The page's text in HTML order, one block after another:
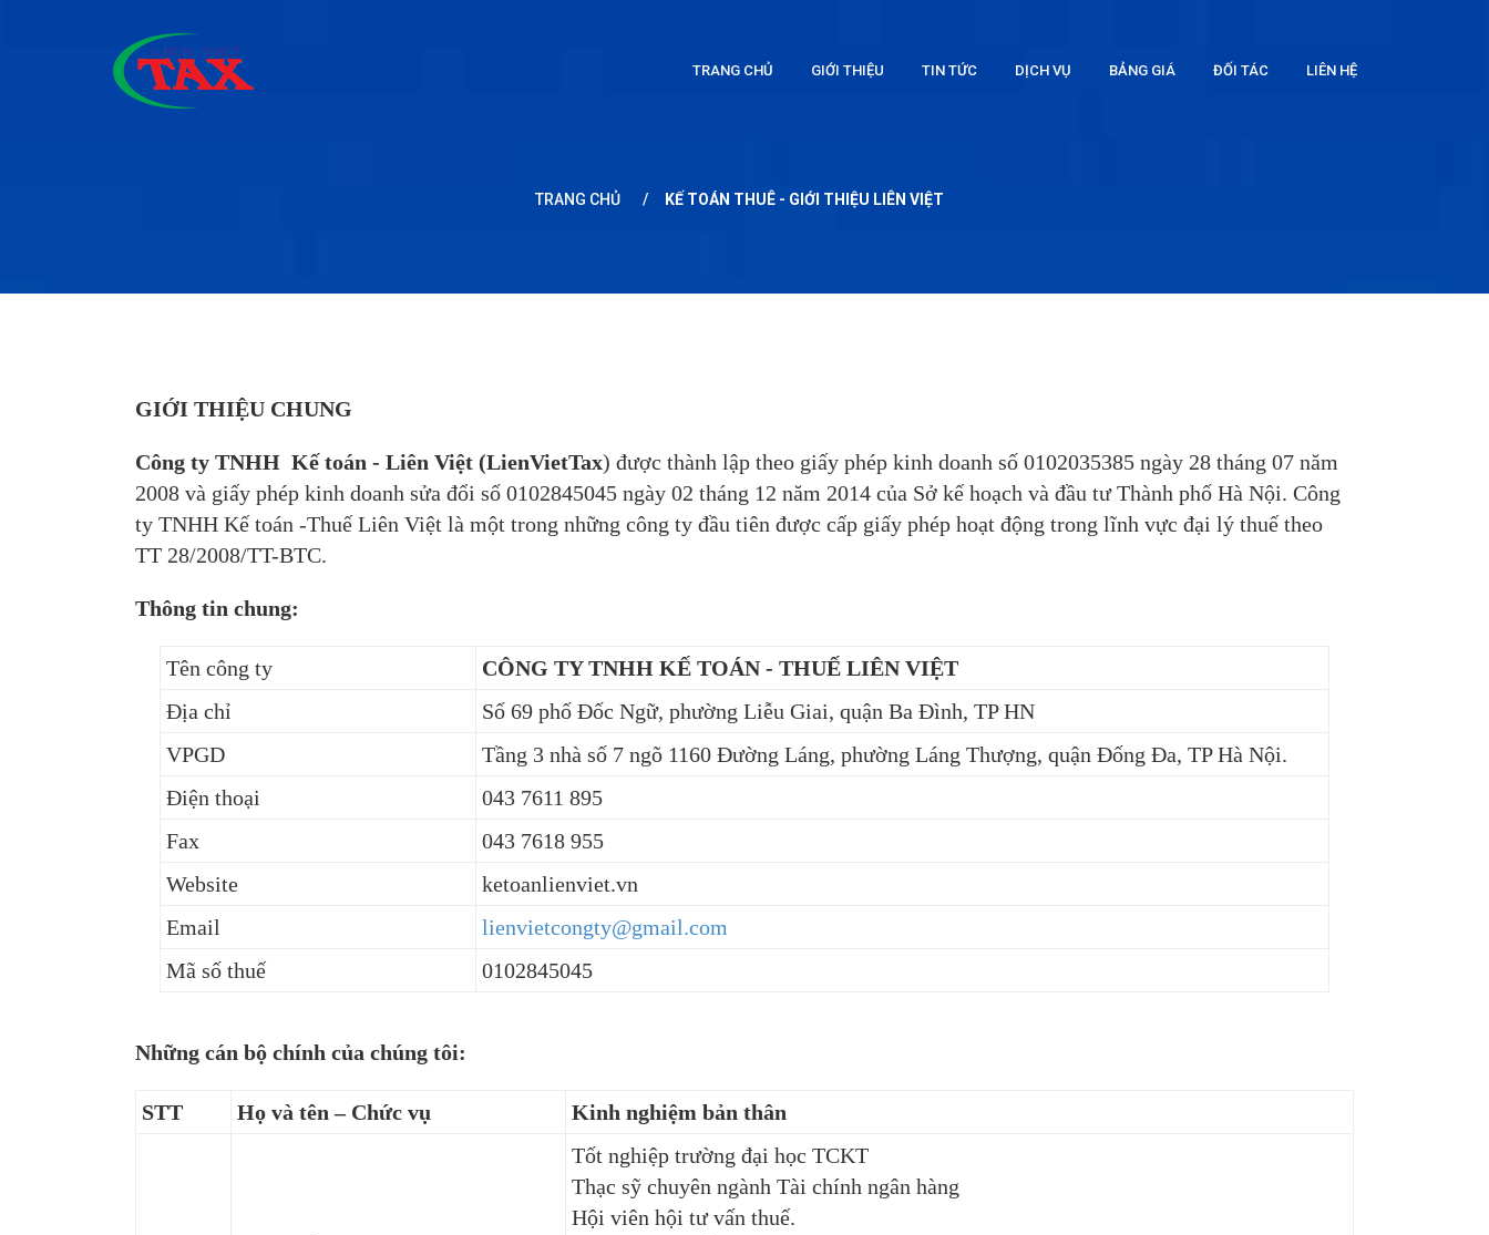
TRANG CHỦ GIỚI THIỆU TIN TỨC DỊCH VỤ BẢNG GIÁ ĐỐI TÁC LIÊN HỆ
TRANG CHỦ / KẾ TOÁN THUÊ - GIỚI THIỆU LIÊN VIỆT
GIỚI THIỆU CHUNG
Công ty TNHH Kế toán - Liên Việt (LienVietTax) được thành lập theo giấy phép kinh doanh số 0102035385 ngày 28 tháng 07 năm
2008 và giấy phép kinh doanh sửa đổi số 0102845045 ngày 02 tháng 12 năm 2014 của Sở kế hoạch và đầu tư Thành phố Hà Nội. Công
ty TNHH Kế toán -Thuế Liên Việt là một trong những công ty đầu tiên được cấp giấy phép hoạt động trong lĩnh vực đại lý thuế theo
TT 28/2008/TT-BTC.
Thông tin chung:
Tên công ty
CÔNG TY TNHH KẾ TOÁN - THUẾ LIÊN VIỆT
Địa chỉ
Số 69 phố Đốc Ngữ, phường Liễu Giai, quận Ba Đình, TP HN
VPGD
Tầng 3 nhà số 7 ngõ 1160 Đường Láng, phường Láng Thượng, quận Đống Đa, TP Hà Nội.
Điện thoại
043 7611 895
Fax
043 7618 955
Website
ketoanlienviet.vn
Email
lienvietcongty@gmail.com
Mã số thuế
0102845045
Những cán bộ chính của chúng tôi:
STT Họ và tên – Chức vụ Kinh nghiệm bản thân
Tốt nghiệp trường đại học TCKT
Thạc sỹ chuyên ngành Tài chính ngân hàng
Hội viên hội tư vấn thuế.